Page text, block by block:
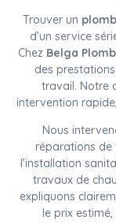
Trouver un
d’un service
Chez Belga
des
travail. Notre
intervention
Nous
réparations de
l’installation
travaux de
expliquons
le prix